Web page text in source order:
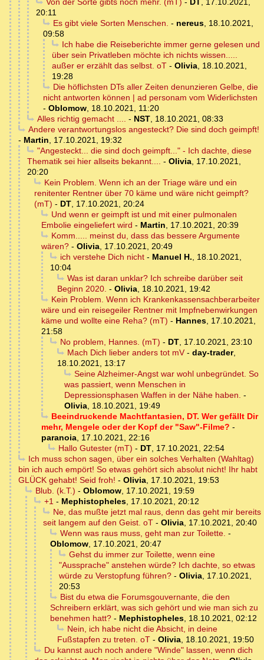
Von der Sorte gibts noch mehr. (mT) - DT , 17.10.2021,
20:11
Es gibt viele Sorten Menschen. - nereus, 18.10.2021,
09:58
Ich habe die Reiseberichte immer gerne gelesen und
über sein Privatleben möchte ich nichts wissen.....
außer er erzählt das selbst. oT - Olivia, 18.10.2021,
19:28
Die höflichsten DTs aller Zeiten denunzieren Gelbe, die
nicht antworten können | ad personam vom Widerlichsten
- Oblomow, 18.10.2021, 11:20
Alles richtig gemacht .... - NST, 18.10.2021, 08:33
Andere verantwortungslos angesteckt? Die sind doch geimpft!
- Martin, 17.10.2021, 19:32
"Angesteckt... die sind doch geimpft..." - Ich dachte, diese
Thematik sei hier allseits bekannt.... - Olivia, 17.10.2021,
20:20
Kein Problem. Wenn ich an der Triage wäre und ein
renitenter Rentner über 70 käme und wäre nicht geimpft?
(mT) - DT, 17.10.2021, 20:24
Und wenn er geimpft ist und mit einer pulmonalen
Embolie eingeliefert wird - Martin, 17.10.2021, 20:39
Komm..... meinst du, dass das bessere Argumente
wären? - Olivia, 17.10.2021, 20:49
ich verstehe Dich nicht- Manuel H., 18.10.2021,
10:04
Was ist daran unklar? Ich schreibe darüber seit
Beginn 2020. - Olivia, 18.10.2021, 19:42
Kein Problem. Wenn ich Krankenkassensachberarbeiter
wäre und ein reisegeiler Rentner mit Impfnebenwirkungen
käme und wollte eine Reha? (mT) - Hannes, 17.10.2021,
21:58
No problem, Hannes. (mT) - DT, 17.10.2021, 23:10
Mach Dich lieber anders tot mV- day-trader,
18.10.2021, 13:17
Seine Alzheimer-Angst war wohl unbegründet. So
was passiert, wenn Menschen in
Depressionsphasen Waffen in der Nähe haben. -
Olivia, 18.10.2021, 19:49
Beeindruckende Machtfantasien, DT. Wer gefällt Dir
mehr, Mengele oder der Kopf der "Saw"-Filme? -
paranoia, 17.10.2021, 22:16
Hallo Gutester (mT) - DT, 17.10.2021, 22:54
Ich muss schon sagen, über ein solches Verhalten (Wahltag)
bin ich auch empört! So etwas gehört sich absolut nicht! Ihr habt
GLÜCK gehabt! Seid froh! - Olivia, 17.10.2021, 19:53
Blub. (k.T.) - Oblomow, 17.10.2021, 19:59
+1- Mephistopheles, 17.10.2021, 20:12
Ne, das mußte jetzt mal raus, denn das geht mir bereits
seit langem auf den Geist. oT - Olivia, 17.10.2021, 20:40
Wenn was raus muss, geht man zur Toilette. -
Oblomow, 17.10.2021, 20:47
Gehst du immer zur Toilette, wenn eine
"Aussprache" anstehen würde? Ich dachte, so etwas
würde zu Verstopfung führen? - Olivia, 17.10.2021,
20:53
Bist du etwa die Forumsgouvernante, die den
Schreibern erklärt, was sich gehört und wie man sich zu
benehmen hatt? - Mephistopheles, 18.10.2021, 02:12
Nein, ich habe nicht die Absicht, in deine
Fußstapfen zu treten. oT - Olivia, 18.10.2021, 19:50
Du kannst auch noch andere "Winde" lassen, wenn dich